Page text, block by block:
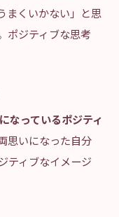
まくいかない」と思
ポジティブな思考
になっているポジティ
思いになった自分
ティブなイメージ